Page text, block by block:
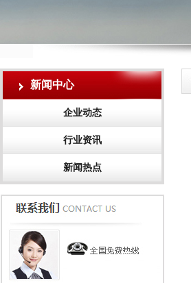
新闻中心
企业动态
行业资讯
新闻热点